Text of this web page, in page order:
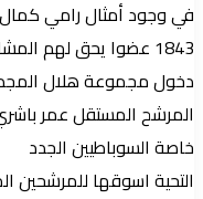
في وجود أمثال رامي كمال
1843 عضوا يحق لهم المشاركة في الجمعية العمومية للنادي لاختيار مجلس إدارة جديد
دخول مجموعة هلال
المرشح المستقل عمر
خاصة السوباطيين الجدد
التحية اسوقها للمرشحين